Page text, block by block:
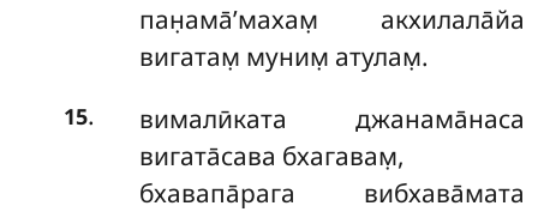
пан̣ама̄’махам̣ акхилала̄йа
вигатам̣ муним̣ атулам̣.
15.
вималӣката джанама̄наса
вигата̄сава бхагавам̣,
бхавапа̄рага вибхава̄мата